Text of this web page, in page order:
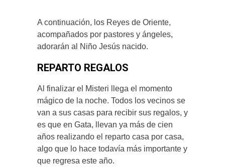
A continuación, los Reyes de Oriente,
acompañados por pastores y ángeles,
adorarán al Niño Jesús nacido.
REPARTO REGALOS
Al finalizar el Misteri llega el momento
mágico de la noche. Todos los vecinos se
van a sus casas para recibir sus regalos, y
es que en Gata, llevan ya más de cien
años realizando el reparto casa por casa,
algo que lo hace todavía más importante y
que regresa este año.